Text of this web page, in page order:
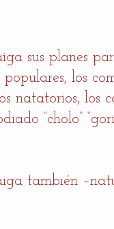
sus planes
los
natatorios, los
“cholo”
también